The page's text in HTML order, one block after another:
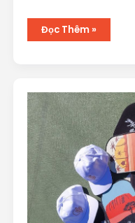
Giải
Mã
Dưới
Lớp
Sơn
Màu
Mà
Mọi
Vợt
Thủ
Cần
Biết
Đọc Thêm »